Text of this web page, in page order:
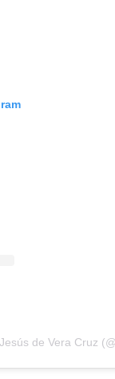
de Vera Cruz